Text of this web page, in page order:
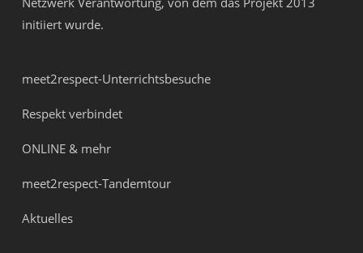
initiiert wurde.
meet2respect-Unterrichtsbesuche
Respekt verbindet
ONLINE & mehr
meet2respect-Tandemtour
Aktuelles